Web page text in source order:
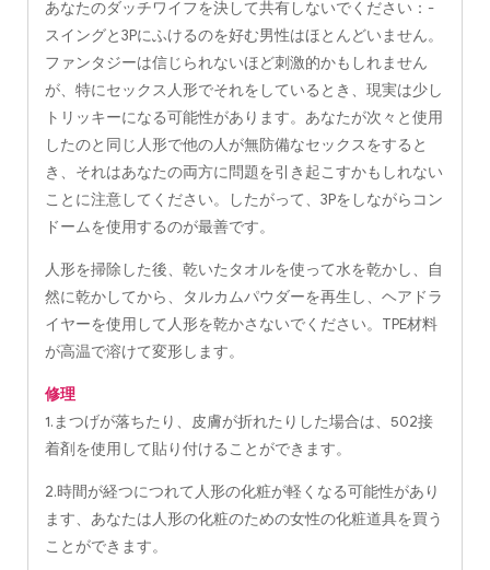
あなたのダッチワイフを決して共有しないでください：-
スイングと3Pにふけるのを好む男性はほとんどいません。
ファンタジーは信じられないほど刺激的かもしれません
が、特にセックス人形でそれをしているとき、現実は少し
トリッキーになる可能性があります。あなたが次々と使用
したのと同じ人形で他の人が無防備なセックスをすると
き、それはあなたの両方に問題を引き起こすかもしれない
ことに注意してください。したがって、3Pをしながらコン
ドームを使用するのが最善です。
人形を掃除した後、乾いたタオルを使って水を乾かし、自
然に乾かしてから、タルカムパウダーを再生し、ヘアドラ
イヤーを使用して人形を乾かさないでください。TPE材料
が高温で溶けて変形します。
修理
1.まつげが落ちたり、皮膚が折れたりした場合は、502接
着剤を使用して貼り付けることができます。
2.時間が経つにつれて人形の化粧が軽くなる可能性があり
ます、あなたは人形の化粧のための女性の化粧道具を買う
ことができます。